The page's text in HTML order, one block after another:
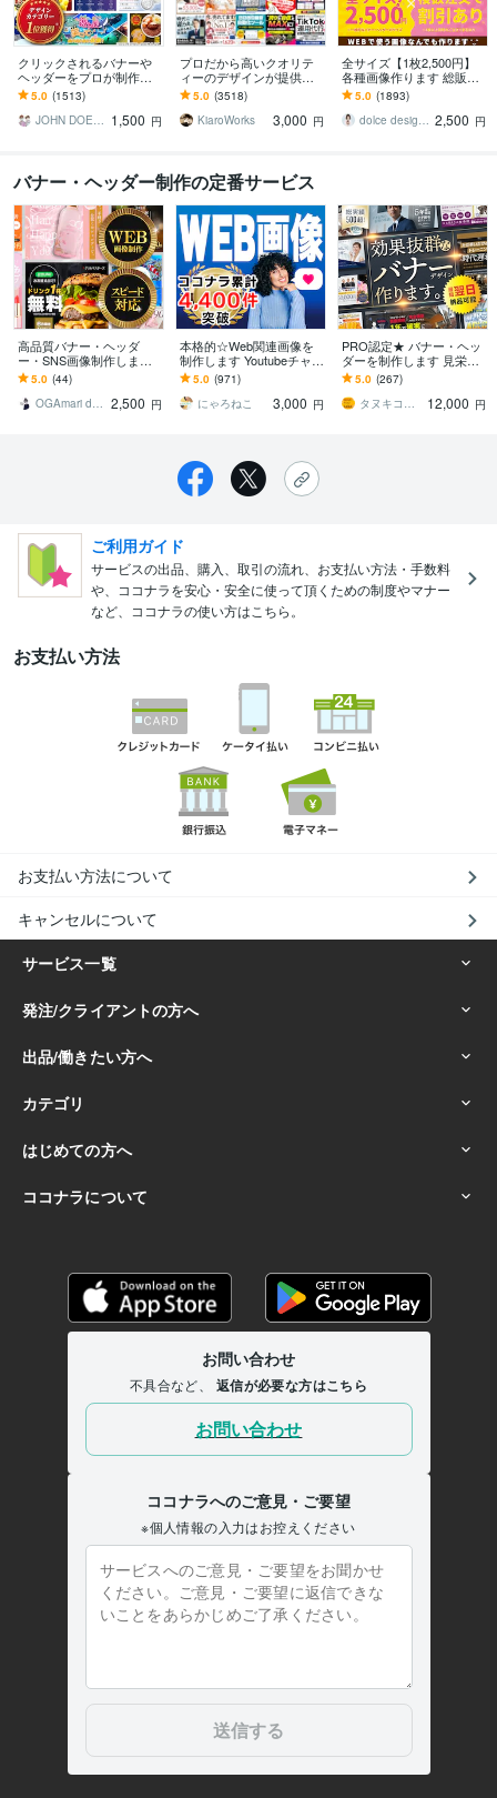
クリックされるバナーや
ヘッダーをプロが制作し
ます デザイン歴20年以上
のプロが反応率を意識し
た設計で制作
5.0 (1513)
JOHN DOE＠販売実績4800件以上 1,500 円
プロだから高いクオリテ
ィーのデザインが提供で
きます 【メインビジュア
ルやバナーの制作 3000
円！】
5.0 (3518)
KiaroWorks
3,000 円
全サイズ【1枚2,500円】
各種画像作ります 総販売
実績2000件超おまとめ割
引あり♪コスパ抜群と大好
評!
5.0 (1893)
dolce designing 2,500 円
バナー・ヘッダー制作の定番サービス
高品質バナー・ヘッダ
ー・SNS画像制作します
＋2000円で2枚目以降セッ
ト購入可能！まとめ買い
がお得！
5.0 (44)
OGAmari design 2,500 円
本格的☆Web関連画像を
制作します Youtubeチャン
ネルアートや各種バナー
やヘッダーに！
5.0 (971)
にゃろねこ
3,000 円
PRO認定★ バナー・ヘッ
ダーを制作します 見栄え
だけではない、“広告的目
線”で効果の高いデザイン
を！
5.0 (267)
タヌキコウジLabo
12,000 円
ご利用ガイド
サービスの出品、購入、取引の流れ、お支払い方法・手数料
や、ココナラを安心・安全に使って頂くための制度やマナー
など、ココナラの使い方はこちら。
お支払い方法
お支払い方法について
キャンセルについて